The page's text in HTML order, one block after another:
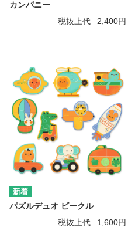
カンパニー
税抜上代
2,400円
パズルデュオ ビークル
税抜上代
1,600円